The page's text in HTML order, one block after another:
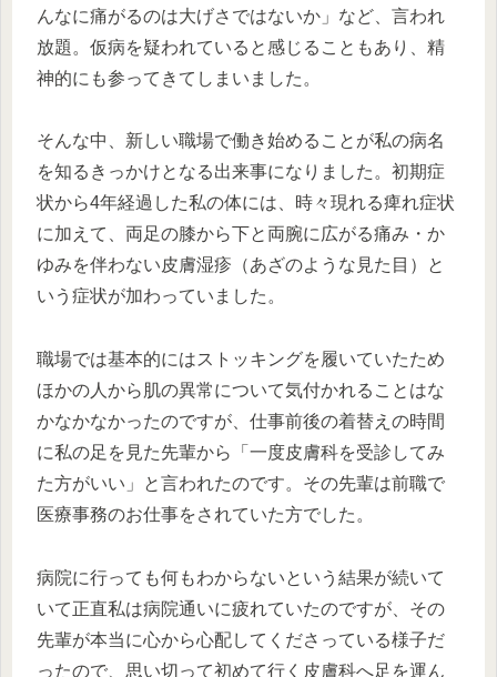
んなに痛がるのは大げさではないか」など、言われ
放題。仮病を疑われていると感じることもあり、精
神的にも参ってきてしまいました。
そんな中、新しい職場で働き始めることが私の病名
を知るきっかけとなる出来事になりました。初期症
状から4年経過した私の体には、時々現れる痺れ症状
に加えて、両足の膝から下と両腕に広がる痛み・か
ゆみを伴わない皮膚湿疹（あざのような見た目）と
いう症状が加わっていました。
職場では基本的にはストッキングを履いていたため
ほかの人から肌の異常について気付かれることはな
かなかなかったのですが、仕事前後の着替えの時間
に私の足を見た先輩から「一度皮膚科を受診してみ
た方がいい」と言われたのです。その先輩は前職で
医療事務のお仕事をされていた方でした。
病院に行っても何もわからないという結果が続いて
いて正直私は病院通いに疲れていたのですが、その
先輩が本当に心から心配してくださっている様子だ
ったので、思い切って初めて行く皮膚科へ足を運ん